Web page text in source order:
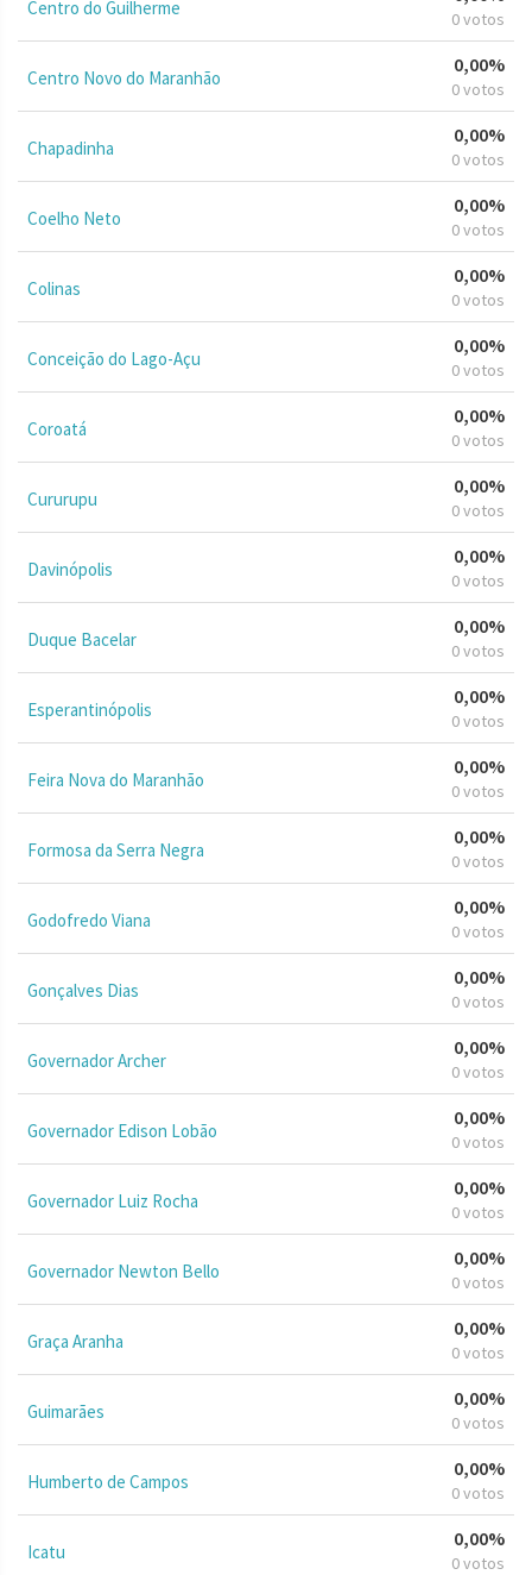
Centro do Guilherme 0 votos
Centro Novo do Maranhão
0,00%
0 votos
Chapadinha
0,00%
0 votos
Coelho Neto
0,00%
0 votos
Colinas
0,00%
0 votos
Conceição do Lago-Açu
0,00%
0 votos
Coroatá
0,00%
0 votos
Cururupu
0,00%
0 votos
Davinópolis
0,00%
0 votos
Duque Bacelar
0,00%
0 votos
Esperantinópolis
0,00%
0 votos
Feira Nova do Maranhão
0,00%
0 votos
Formosa da Serra Negra
0,00%
0 votos
Godofredo Viana
0,00%
0 votos
Gonçalves Dias
0,00%
0 votos
Governador Archer
0,00%
0 votos
Governador Edison Lobão
0,00%
0 votos
Governador Luiz Rocha
0,00%
0 votos
Governador Newton Bello
0,00%
0 votos
Graça Aranha
0,00%
0 votos
Guimarães
0,00%
0 votos
Humberto de Campos
0,00%
0 votos
Icatu
0,00%
0 votos